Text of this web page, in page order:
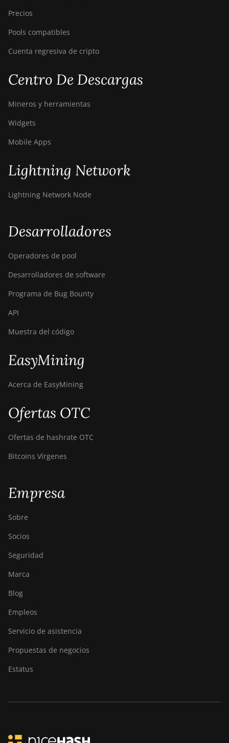
Precios
Pools compatibles
Cuenta regresiva de cripto
Centro De Descargas
Mineros y herramientas
Widgets
Mobile Apps
Lightning Network
Lightning Network Node
Desarrolladores
Operadores de pool
Desarrolladores de software
Programa de Bug Bounty
API
Muestra del código
EasyMining
Acerca de EasyMining
Ofertas OTC
Ofertas de hashrate OTC
Bitcoins Vírgenes
Empresa
Sobre
Socios
Seguridad
Marca
Blog
Empleos
Servicio de asistencia
Propuestas de negocios
Estatus